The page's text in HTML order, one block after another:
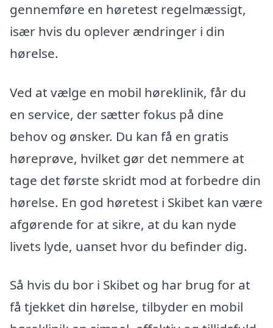
gennemføre en høretest regelmæssigt,
især hvis du oplever ændringer i din
hørelse.
Ved at vælge en mobil høreklinik, får du
en service, der sætter fokus på dine
behov og ønsker. Du kan få en gratis
høreprøve, hvilket gør det nemmere at
tage det første skridt mod at forbedre din
hørelse. En god høretest i Skibet kan være
afgørende for at sikre, at du kan nyde
livets lyde, uanset hvor du befinder dig.
Så hvis du bor i Skibet og har brug for at
få tjekket din hørelse, tilbyder en mobil